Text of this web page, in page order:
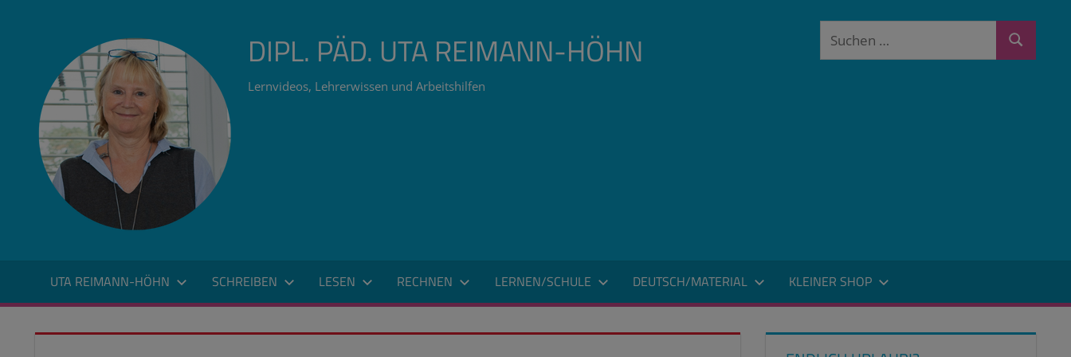
DIPL. PÄD. UTA REIMANN-HÖHN
Lernvideos, Lehrerwissen und Arbeitshilfen
Suchen
Suchen
UTA REIMANN-HÖHN SCHREIBEN LESEN RECHNEN LERNEN/SCHULE DEUTSCH/MATERIAL KLEINER SHOP